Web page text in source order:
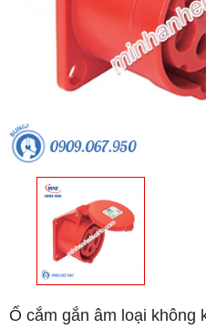
Ổ cắm gắn âm loại không